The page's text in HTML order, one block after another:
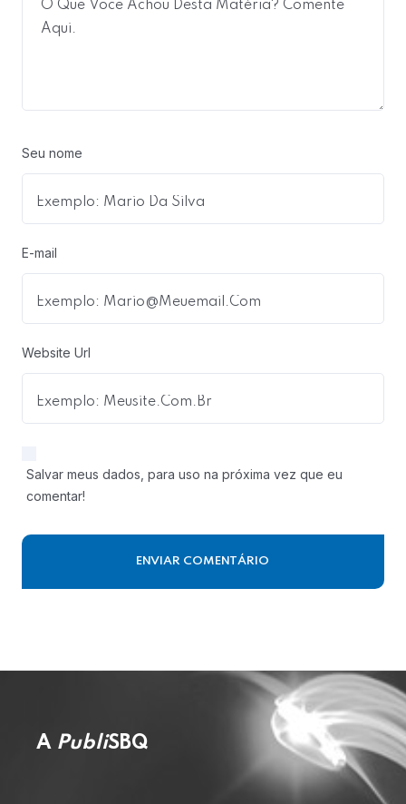
Seu nome
E-mail
Website Url
Salvar meus dados, para uso na próxima vez que eu
comentar!
A PubliSBQ